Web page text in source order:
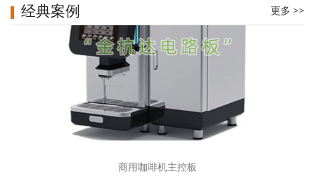
经典案例 更多 >>
商用咖啡机主控板